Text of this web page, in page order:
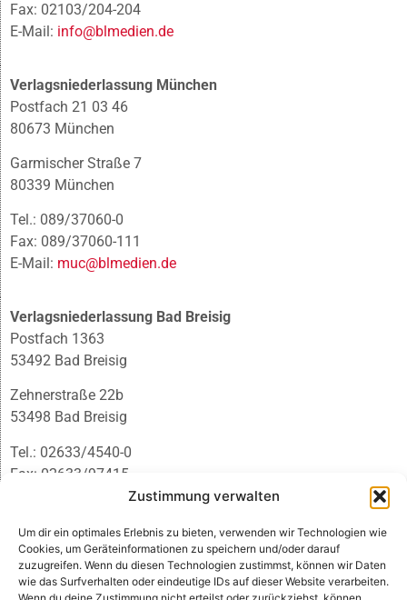
Zustimmung verwalten
Um dir ein optimales Erlebnis zu bieten, verwenden wir Technologien wie
Cookies, um Geräteinformationen zu speichern und/oder darauf
zuzugreifen. Wenn du diesen Technologien zustimmst, können wir Daten
wie das Surfverhalten oder eindeutige IDs auf dieser Website verarbeiten.
Fax: 02103/204-204
E-Mail: info@blmedien.de
Verlagsniederlassung München
Postfach 21 03 46
80673 München
Garmischer Straße 7
80339 München
Tel.: 089/37060-0
Fax: 089/37060-111
E-Mail: muc@blmedien.de
Verlagsniederlassung Bad Breisig
Postfach 1363
53492 Bad Breisig
Zehnerstraße 22b
53498 Bad Breisig
Tel.: 02633/4540-0
Fax: 02633/97415
infobb@blmedien.de